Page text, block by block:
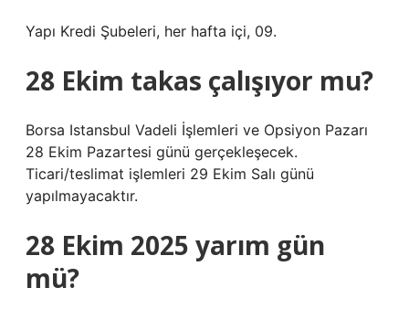
Yapı Kredi Şubeleri, her hafta içi, 09.
28 Ekim takas çalışıyor mu?
Borsa Istansbul Vadeli İşlemleri ve Opsiyon Pazarı
28 Ekim Pazartesi günü gerçekleşecek.
Ticari/teslimat işlemleri 29 Ekim Salı günü
yapılmayacaktır.
28 Ekim 2025 yarım gün
mü?